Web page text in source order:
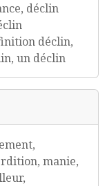
déclin
déclin,
un déclin
manie,